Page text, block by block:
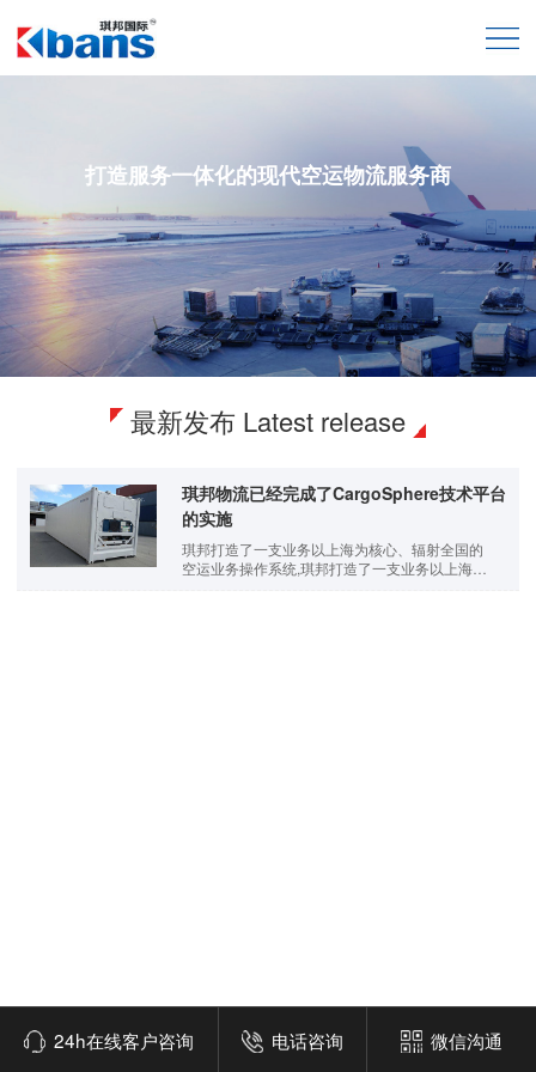
打造服务一体化的现代空运物流服务商
最新发布 Latest release
琪邦物流已经完成了CargoSphere技术平台
的实施
琪邦打造了一支业务以上海为核心、辐射全国的
空运业务操作系统,琪邦打造了一支业务以上海为
24h在线客户咨询 电话咨询 微信沟通